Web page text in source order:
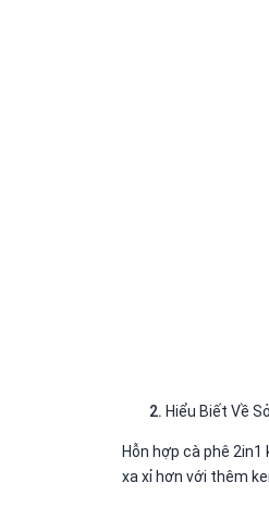
Hiểu Biết Về
Hỗn hợp cà phê
xa xỉ hơn với thêm